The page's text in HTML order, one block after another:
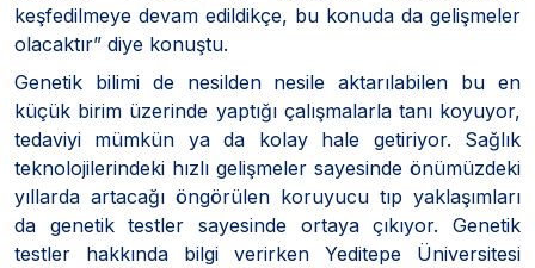
keşfedilmeye devam edildikçe, bu konuda da gelişmeler
olacaktır” diye konuştu.
Genetik bilimi de nesilden nesile aktarılabilen bu en
küçük birim üzerinde yaptığı çalışmalarla tanı koyuyor,
tedaviyi mümkün ya da kolay hale getiriyor. Sağlık
teknolojilerindeki hızlı gelişmeler sayesinde önümüzdeki
yıllarda artacağı öngörülen koruyucu tıp yaklaşımları
da genetik testler sayesinde ortaya çıkıyor. Genetik
testler hakkında bilgi verirken Yeditepe Üniversitesi